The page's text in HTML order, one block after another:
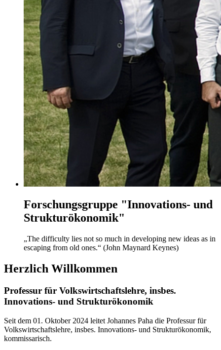
Forschungsgruppe "Innovations- und
Strukturökonomik"
„The difficulty lies not so much in developing new ideas as in
escaping from old ones.“ (John Maynard Keynes)
Herzlich Willkommen
Professur für Volkswirtschaftslehre, insbes.
Innovations- und Strukturökonomik
Seit dem 01. Oktober 2024 leitet Johannes Paha die Professur für
Volkswirtschaftslehre, insbes. Innovations- und Strukturökonomik,
kommissarisch.